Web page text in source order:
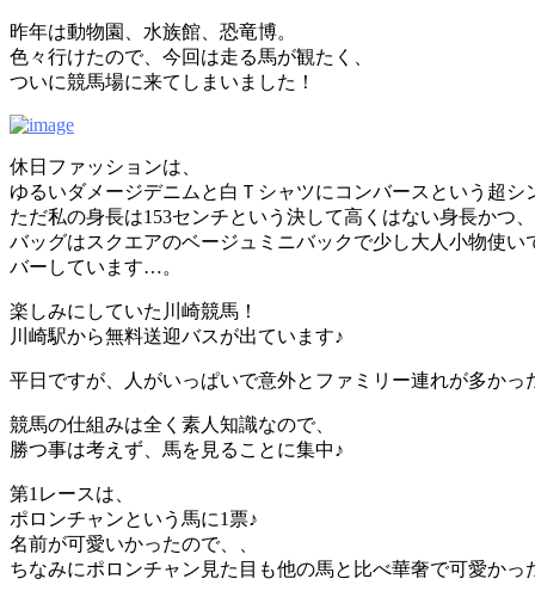
昨年は動物園、水族館、恐竜博。
色々行けたので、今回は走る馬が観たく、
ついに競馬場に来てしまいました！
休日ファッションは、
ゆるいダメージデニムと白Ｔシャツにコンバースという超シ
ただ私の身長は153センチという決して高くはない身長かつ
バッグはスクエアのベージュミニバックで少し大人小物使い
バーしています…。
楽しみにしていた川崎競馬！
川崎駅から無料送迎バスが出ています♪
平日ですが、人がいっぱいで意外とファミリー連れが多かっ
競馬の仕組みは全く素人知識なので、
勝つ事は考えず、馬を見ることに集中♪
第1レースは、
ポロンチャンという馬に1票♪
名前が可愛いかったので、、
ちなみにポロンチャン見た目も他の馬と比べ華奢で可愛かっ